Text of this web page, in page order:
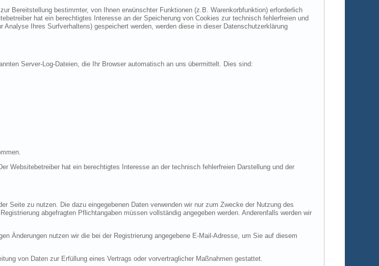
Bereitstellung bestimmter, von Ihnen erwünschter Funktionen (z.B. Warenkorbfunktion) erforderlich
hat ein berechtigtes Interesse an der Speicherung von Cookies zur technisch fehlerfreien und
Ihres Surfverhaltens) gespeichert werden, werden diese in dieser Datenschutzerklärung
Server-Log-Dateien, die Ihr Browser automatisch an uns übermittelt. Dies sind:
Websitebetreiber hat ein berechtigtes Interesse an der technisch fehlerfreien Darstellung und der
Seite zu nutzen. Die dazu eingegebenen Daten verwenden wir nur zum Zwecke der Nutzung des
abgefragten Pflichtangaben müssen vollständig angegeben werden. Anderenfalls werden wir
Änderungen nutzen wir die bei der Registrierung angegebene E-Mail-Adresse, um Sie auf diesem
von Daten zur Erfüllung eines Vertrags oder vorvertraglicher Maßnahmen gestattet.